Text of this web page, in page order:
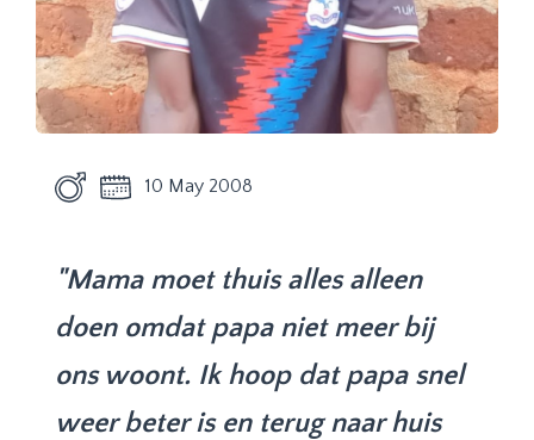
10 May 2008
"Mama moet thuis alles alleen
doen omdat papa niet meer bij
ons woont. Ik hoop dat papa snel
weer beter is en terug naar huis